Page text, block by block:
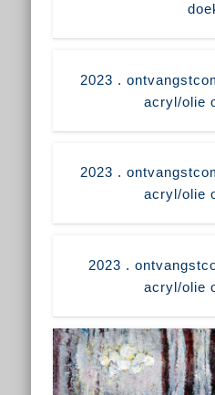
2023 .
acryl/olie
2023 .
acryl/olie
2023 .
acryl/olie